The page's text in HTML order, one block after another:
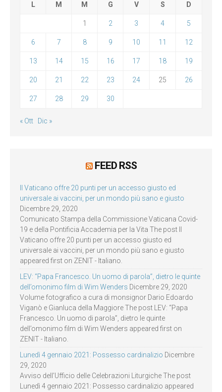
L M M G V S D
1 2 3 4 5
6 7 8 9 10 11 12
13 14 15 16 17 18 19
20 21 22 23 24 25 26
27 28 29 30
« Ott Dic »
FEED RSS
Il Vaticano offre 20 punti per un accesso giusto ed
universale ai vaccini, per un mondo più sano e giusto
Dicembre 29, 2020
Comunicato Stampa della Commissione Vaticana Covid-
19 e della Pontificia Accademia per la Vita The post Il
Vaticano offre 20 punti per un accesso giusto ed
universale ai vaccini, per un mondo più sano e giusto
appeared first on ZENIT - Italiano.
LEV: “Papa Francesco. Un uomo di parola”, dietro le quinte
dell’omonimo film di Wim Wenders Dicembre 29, 2020
Volume fotografico a cura di monsignor Dario Edoardo
Viganò e Gianluca della Maggiore The post LEV: “Papa
Francesco. Un uomo di parola”, dietro le quinte
dell’omonimo film di Wim Wenders appeared first on
ZENIT - Italiano.
Lunedì 4 gennaio 2021: Possesso cardinalizio Dicembre
29, 2020
Avviso dell’Ufficio delle Celebrazioni Liturgiche The post
Lunedì 4 gennaio 2021: Possesso cardinalizio appeared